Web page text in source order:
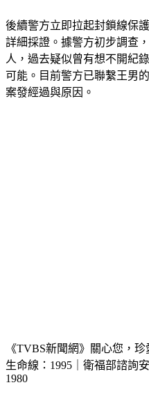
後續警方立即拉起封鎖線保
詳細採證。據警方初步調查
人，過去疑似曾有想不開紀
可能。目前警方已聯繫王男
《TVBS新聞網》關心您，
生命線：1995｜衛福部諮詢